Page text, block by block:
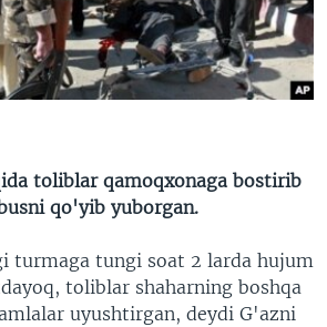
toliblar qamoqxonaga bostirib
qo'yib yuborgan.
turmaga tungi soat 2 larda hujum
toliblar shaharning boshqa
uyushtirgan, deydi G'azni